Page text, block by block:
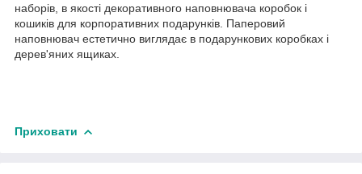
наборів, в якості декоративного наповнювача коробок і
кошиків для корпоративних подарунків. Паперовий
наповнювач естетично виглядає в подарункових коробках і
дерев'яних ящиках.
Приховати